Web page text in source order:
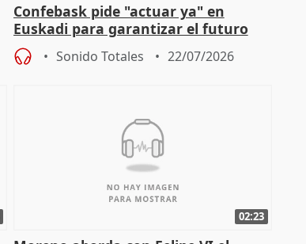
Confebask pide "actuar ya" en
Euskadi para garantizar el futuro
con un pacto de país
Sonido Totales 22/07/2026
02:23